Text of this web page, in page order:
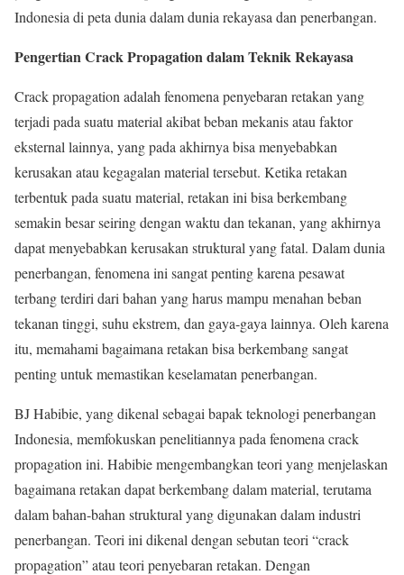
Indonesia di peta dunia dalam dunia rekayasa dan penerbangan.
Pengertian Crack Propagation dalam Teknik Rekayasa
Crack propagation adalah fenomena penyebaran retakan yang
terjadi pada suatu material akibat beban mekanis atau faktor
eksternal lainnya, yang pada akhirnya bisa menyebabkan
kerusakan atau kegagalan material tersebut. Ketika retakan
terbentuk pada suatu material, retakan ini bisa berkembang
semakin besar seiring dengan waktu dan tekanan, yang akhirnya
dapat menyebabkan kerusakan struktural yang fatal. Dalam dunia
penerbangan, fenomena ini sangat penting karena pesawat
terbang terdiri dari bahan yang harus mampu menahan beban
tekanan tinggi, suhu ekstrem, dan gaya-gaya lainnya. Oleh karena
itu, memahami bagaimana retakan bisa berkembang sangat
penting untuk memastikan keselamatan penerbangan.
BJ Habibie, yang dikenal sebagai bapak teknologi penerbangan
Indonesia, memfokuskan penelitiannya pada fenomena crack
propagation ini. Habibie mengembangkan teori yang menjelaskan
bagaimana retakan dapat berkembang dalam material, terutama
dalam bahan-bahan struktural yang digunakan dalam industri
penerbangan. Teori ini dikenal dengan sebutan teori “crack
propagation” atau teori penyebaran retakan. Dengan